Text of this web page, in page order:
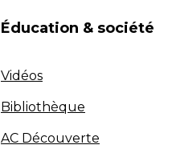
Éducation & société
Vidéos
Bibliothèque
AC Découverte